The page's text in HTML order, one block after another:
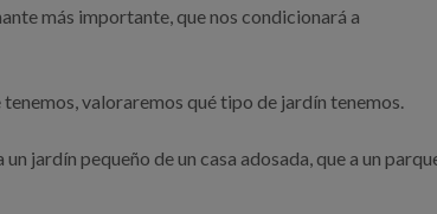
más importante, que nos condicionará a
valoraremos qué tipo de jardín tenemos.
jardín pequeño de un casa adosada, que a un